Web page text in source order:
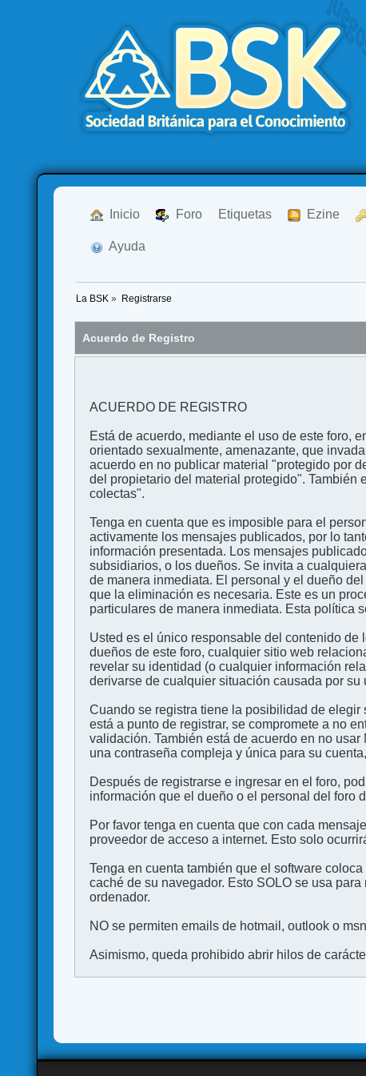
Inicio Foro Etiquetas Ezine
Ayuda
La BSK » Registrarse
Acuerdo de Registro
ACUERDO DE REGISTRO
Está de acuerdo, mediante el uso de este foro,
orientado sexualmente, amenazante, que
acuerdo en no publicar material "protegido por
del propietario del material protegido".
colectas".
Tenga en cuenta que es imposible para el
activamente los mensajes publicados, por lo
información presentada. Los mensajes
subsidiarios, o los dueños. Se invita a
de manera inmediata. El personal y el dueño
que la eliminación es necesaria. Este es un
particulares de manera inmediata. Esta política
Usted es el único responsable del contenido
dueños de este foro, cualquier sitio web
revelar su identidad (o cualquier información
derivarse de cualquier situación causada por su
Cuando se registra tiene la posibilidad de
está a punto de registrar, se compromete a no
validación. También está de acuerdo en no
una contraseña compleja y única para su
Después de registrarse e ingresar en el foro,
información que el dueño o el personal del foro
Por favor tenga en cuenta que con cada
proveedor de acceso a internet. Esto solo
Tenga en cuenta también que el software
caché de su navegador. Esto SOLO se usa
ordenador.
NO se permiten emails de hotmail, outlook o
Asimismo, queda prohibido abrir hilos de